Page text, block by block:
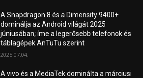
A Snapdragon 8 és a Dimensity 9400+
dominálja az Android világát 2025
júniusában; íme a legerősebb telefonok és
táblagépek AnTuTu szerint
2025.07.04.
A vivo és a MediaTek dominálta a márciusi